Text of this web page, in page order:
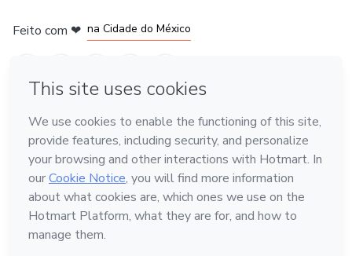
Feito com ❤ na Cidade do México
Conheça a Hotmart
Idioma
Português